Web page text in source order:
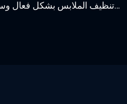
تنظيف الملابس بشكل فعال وسريع. ولكن في ظل توفر العديد من الأنواع…